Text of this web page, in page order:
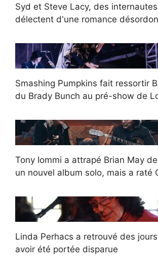
Syd et Steve Lacy, des
délectent d'une romance
Smashing Pumpkins fait ressortir
du Brady Bunch au pré-show de
Tony Iommi a attrapé Brian May
un nouvel album solo, mais a raté
Linda Perhacs a retrouvé des
avoir été portée disparue